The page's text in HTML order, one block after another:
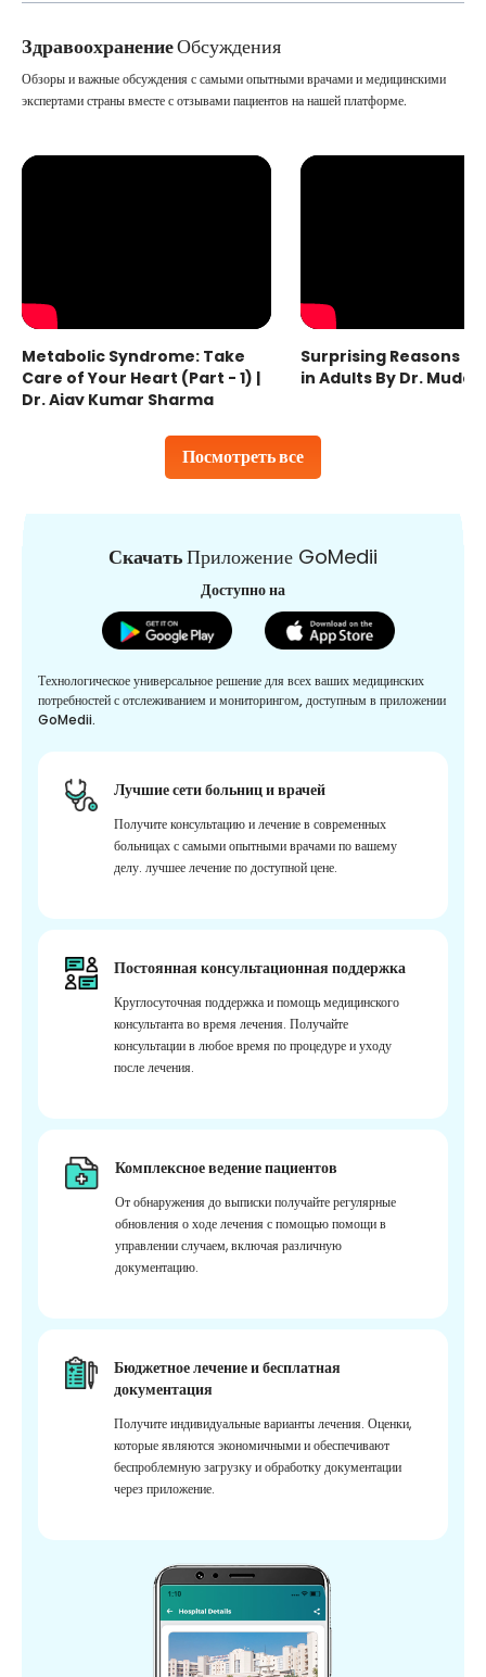
ЗдравоохранениеОбсуждения
Посмотреть все
Обзоры и важные обсуждения с самыми опытными врачами и медицинскими
экспертами страны вместе с отзывами пациентов на нашей платформе.
Metabolic Syndrome: Take
Care of Your Heart (Part - 1) |
Dr. Ajay Kumar Sharma
Surprising Reasons
in Adults By Dr.
СкачатьПриложение GoMedii
Доступно на
Технологическое универсальное решение для всех ваших медицинских
потребностей с отслеживанием и мониторингом, доступным в приложении
GoMedii.
Лучшие сети больниц и врачей
Получите консультацию и лечение в современных
больницах с самыми опытными врачами по вашему
делу. лучшее лечение по доступной цене.
Постоянная консультационная поддержка
Круглосуточная поддержка и помощь медицинского
консультанта во время лечения. Получайте
консультации в любое время по процедуре и уходу
после лечения.
Комплексное ведение пациентов
От обнаружения до выписки получайте регулярные
обновления о ходе лечения с помощью помощи в
управлении случаем, включая различную
документацию.
Бюджетное лечение и бесплатная
документация
Получите индивидуальные варианты лечения. Оценки,
которые являются экономичными и обеспечивают
беспроблемную загрузку и обработку документации
через приложение.